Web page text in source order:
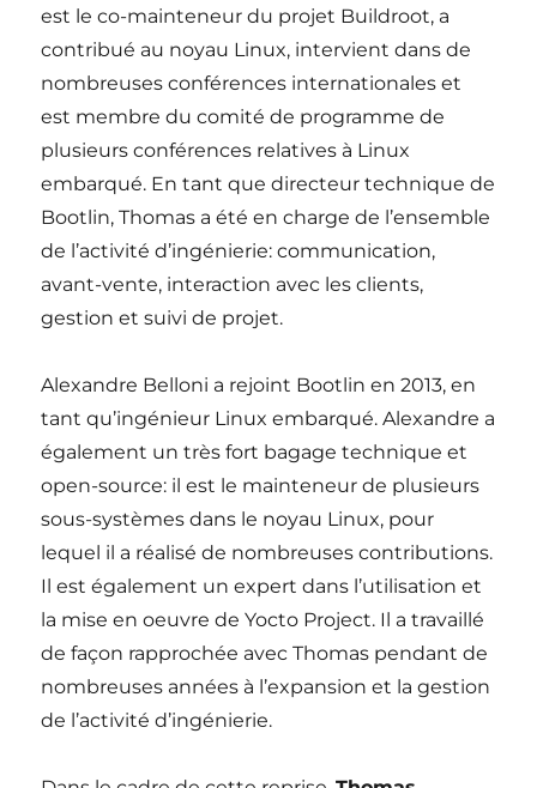
est le co-mainteneur du projet Buildroot, a
contribué au noyau Linux, intervient dans de
nombreuses conférences internationales et
est membre du comité de programme de
plusieurs conférences relatives à Linux
embarqué. En tant que directeur technique de
Bootlin, Thomas a été en charge de l’ensemble
de l’activité d’ingénierie: communication,
avant-vente, interaction avec les clients,
gestion et suivi de projet.
Alexandre Belloni a rejoint Bootlin en 2013, en
tant qu’ingénieur Linux embarqué. Alexandre a
également un très fort bagage technique et
open-source: il est le mainteneur de plusieurs
sous-systèmes dans le noyau Linux, pour
lequel il a réalisé de nombreuses contributions.
Il est également un expert dans l’utilisation et
la mise en oeuvre de Yocto Project. Il a travaillé
de façon rapprochée avec Thomas pendant de
nombreuses années à l’expansion et la gestion
de l’activité d’ingénierie.